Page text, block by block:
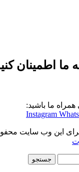
ما اطمینان
ما باشید:
Instagram
برای این وب سایت
جستجو